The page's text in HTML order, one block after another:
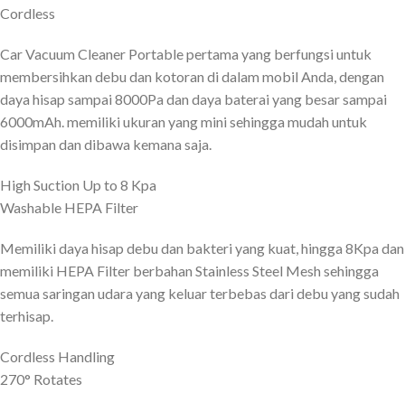
Cordless
Car Vacuum Cleaner Portable pertama yang berfungsi untuk
membersihkan debu dan kotoran di dalam mobil Anda, dengan
daya hisap sampai 8000Pa dan daya baterai yang besar sampai
6000mAh. memiliki ukuran yang mini sehingga mudah untuk
disimpan dan dibawa kemana saja.
High Suction Up to 8 Kpa
Washable HEPA Filter
Memiliki daya hisap debu dan bakteri yang kuat, hingga 8Kpa dan
memiliki HEPA Filter berbahan Stainless Steel Mesh sehingga
semua saringan udara yang keluar terbebas dari debu yang sudah
terhisap.
Cordless Handling
270° Rotates